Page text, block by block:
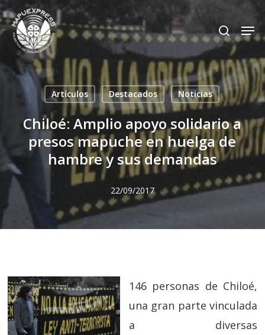
Skip
to
main
content
search
Artículos Destacados Noticias
Chiloé: Amplio apoyo solidario a
presos mapuche en huelga de
hambre y sus demandas
22/09/2017
146 personas de Chiloé,
una gran parte vinculada
a diversas
Close
Menu